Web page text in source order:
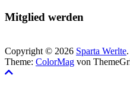
Mitglied werden
Copyright © 2026 Sparta Werlte
Theme: ColorMag von